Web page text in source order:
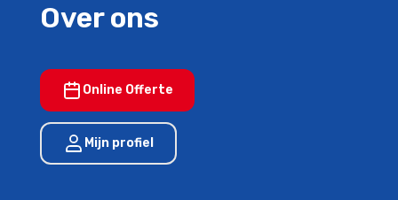
Over ons
Online Offerte
Mijn profiel